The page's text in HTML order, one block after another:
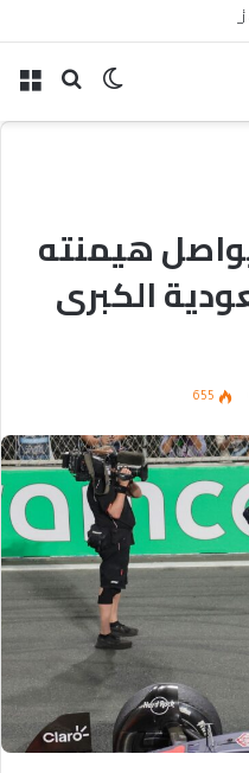
بحث الوضع
هيمنته
الكبرى
655